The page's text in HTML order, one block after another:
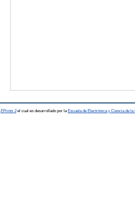
EPrints 3el cual es desarrollado por la Escuela de Electrónica y Ciencia de la